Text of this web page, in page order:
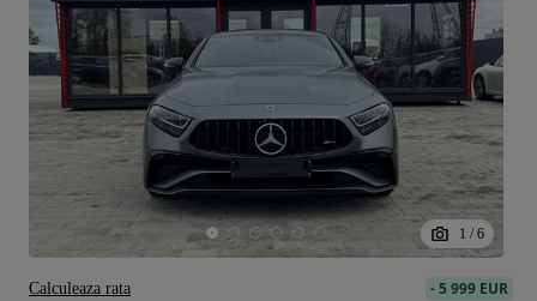
1 / 6
-5 999 EUR
Calculeaza rata